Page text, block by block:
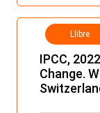
Llibre
IPCC,
Change.